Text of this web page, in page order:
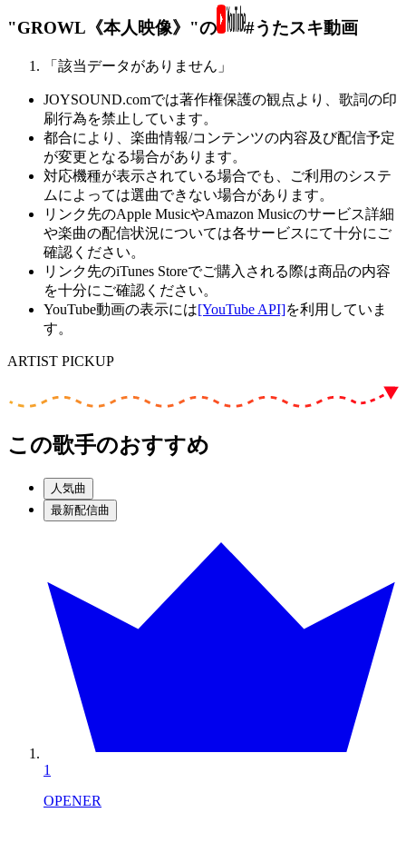
"GROWL《本人映像》"の #うたスキ動画
「該当データがありません」
JOYSOUND.comでは著作権保護の観点より、歌詞の印
刷行為を禁止しています。
都合により、楽曲情報/コンテンツの内容及び配信予定
が変更となる場合があります。
対応機種が表示されている場合でも、ご利用のシステ
ムによっては選曲できない場合があります。
リンク先のApple MusicやAmazon Musicのサービス詳細
や楽曲の配信状況については各サービスにて十分にご
確認ください。
リンク先のiTunes Storeでご購入される際は商品の内容
を十分にご確認ください。
YouTube動画の表示には[YouTube API]を利用していま
す。
ARTIST PICKUP
この歌手のおすすめ
人気曲
最新配信曲
1
OPENER